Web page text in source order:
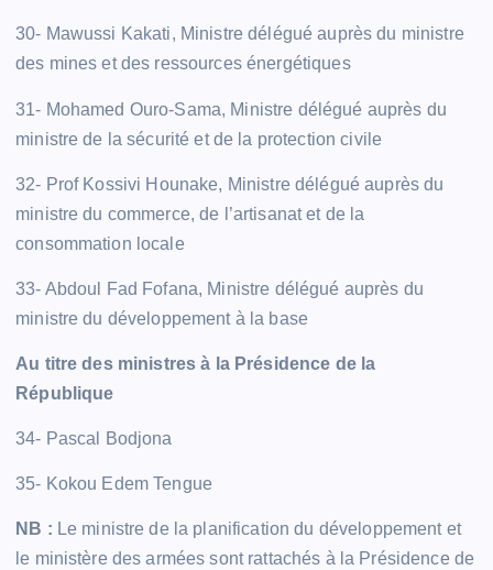
30- Mawussi Kakati, Ministre délégué auprès du ministre
des mines et des ressources énergétiques
31- Mohamed Ouro-Sama, Ministre délégué auprès du
ministre de la sécurité et de la protection civile
32- Prof Kossivi Hounake, Ministre délégué auprès du
ministre du commerce, de l’artisanat et de la
consommation locale
33- Abdoul Fad Fofana, Ministre délégué auprès du
ministre du développement à la base
Au titre des ministres à la Présidence de la
République
34- Pascal Bodjona
35- Kokou Edem Tengue
NB : Le ministre de la planification du développement et
le ministère des armées sont rattachés à la Présidence de